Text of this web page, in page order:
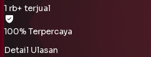
1 rb+ terjual
100% Terpercaya
Detail Ulasan